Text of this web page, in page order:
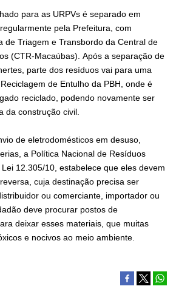
para as URPVs é separado em
pela Prefeitura, com
de Triagem e Transbordo da Central de
(CTR-Macaúbas). Após a separação de
parte dos resíduos vai para uma
de Entulho da PBH, onde é
reciclado, podendo novamente ser
da construção civil.
de eletrodomésticos em desuso,
a Política Nacional de Resíduos
12.305/10, estabelece que eles devem
cuja destinação precisa ser
ou comerciante, importador ou
deve procurar postos de
deixar esses materiais, que muitas
e nocivos ao meio ambiente.